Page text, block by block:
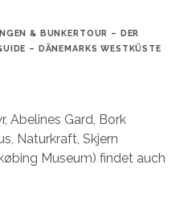
& BUNKERTOUR – DER
– DÄNEMARKS WESTKÜSTE
Abelines Gard, Bork
Naturkraft, Skjern
Museum) findet auch